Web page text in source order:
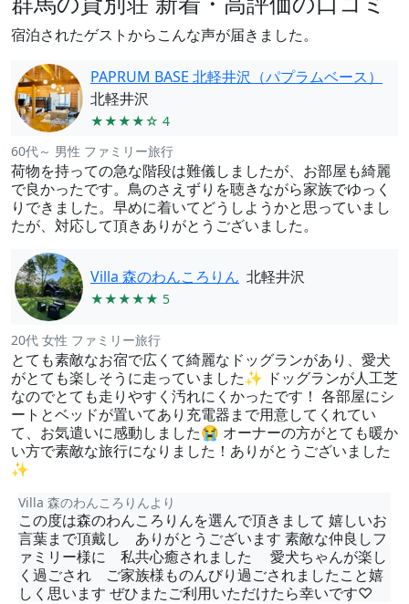
宿泊されたゲストからこんな声が届きました。
PAPRUM BASE 北軽井沢（パプラムベース）
北軽井沢
★★★★☆ 4
60代～ 男性 ファミリー旅行
荷物を持っての急な階段は難儀しましたが、お部屋も綺麗
で良かったです。鳥のさえずりを聴きながら家族でゆっく
りできました。早めに着いてどうしようかと思っていまし
たが、対応して頂きありがとうございました。
Villa 森のわんころりん 北軽井沢
★★★★★ 5
20代 女性 ファミリー旅行
とても素敵なお宿で広くて綺麗なドッグランがあり、愛犬
がとても楽しそうに走っていました✨️ ドッグランが人工芝
なのでとても走りやすく汚れにくかったです！ 各部屋にシ
ートとベッドが置いてあり充電器まで用意してくれてい
て、お気遣いに感動しました😭 オーナーの方がとても暖か
い方で素敵な旅行になりました！ありがとうございました
✨
Villa 森のわんころりんより
この度は森のわんころりんを選んで頂きまして 嬉しいお
言葉まで頂戴し ありがとうございます 素敵な仲良しフ
ァミリー様に 私共心癒されました 愛犬ちゃんが楽し
く過ごされ ご家族様ものんびり過ごされましたこと嬉
しく思います ぜひまたご利用いただけたら幸いです♡